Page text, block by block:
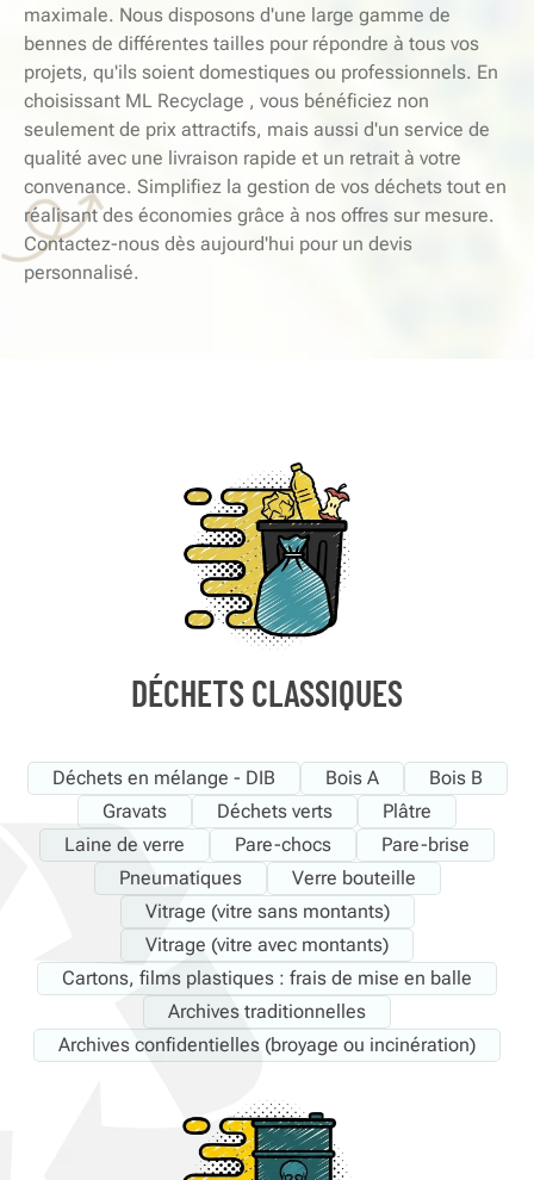
maximale. Nous disposons d'une large gamme de
bennes de différentes tailles pour répondre à tous vos
projets, qu'ils soient domestiques ou professionnels. En
choisissant ML Recyclage , vous bénéficiez non
seulement de prix attractifs, mais aussi d'un service de
qualité avec une livraison rapide et un retrait à votre
convenance. Simplifiez la gestion de vos déchets tout en
réalisant des économies grâce à nos offres sur mesure.
Contactez-nous dès aujourd'hui pour un devis
personnalisé.
DÉCHETS CLASSIQUES
Déchets en mélange - DIB Bois A
Bois B
Gravats
Déchets verts
Plâtre
Laine de verre
Pare-chocs
Pare-brise
Pneumatiques
Verre bouteille
Vitrage (vitre sans montants)
Vitrage (vitre avec montants)
Cartons, films plastiques : frais de mise en balle
Archives traditionnelles
Archives confidentielles (broyage ou incinération)